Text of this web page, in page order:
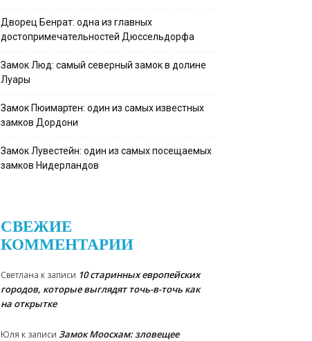
Дворец Бенрат: одна из главных
достопримечательностей Дюссельдорфа
Замок Люд: самый северный замок в долине
Луары
Замок Пюимартен: один из самых известных
замков Дордони
Замок Лувестейн: один из самых посещаемых
замков Нидерландов
СВЕЖИЕ
КОММЕНТАРИИ
Светлана к записи 10 старинных европейских
городов, которые выглядят точь-в-точь как
на открытке
Юля к записи Замок Моосхам: зловещее